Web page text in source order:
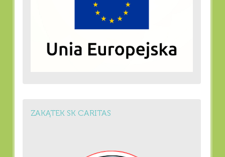
ZAKĄTEK SK CARITAS